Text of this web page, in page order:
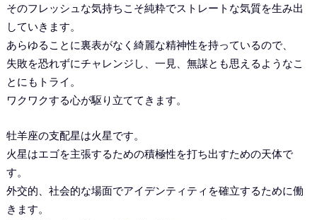
そのフレッシュな気持ちこそ純粋でストレートな気質を生み出
していきます。
あらゆることに裏表がなく綺麗な精神性を持っているので、
失敗を恐れずにチャレンジし、一見、無謀とも思えるようなこ
とにもトライ。
ワクワクする心が駆り立ててきます。
牡羊座の支配星は火星です。
火星はエゴを主張するための積極性を打ち出すための天体で
す。
外交的、社会的な場面でアイデンティティを確立するために働
きます。